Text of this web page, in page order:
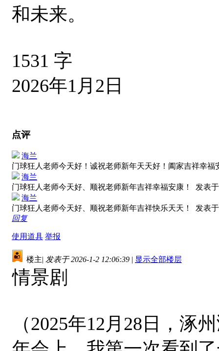
和未来。
1531 字
2026年1月2日
点评
海兰
门球狂人老师今天好！诚祝老师新年天天好！阖家吉祥幸
海兰
门球狂人老师今天好、顺祝老师新年吉祥幸福安康！ 发表
海兰
门球狂人老师今天好、顺祝老师新年吉祥快乐天天！ 发表
回复
使用道具 举报
楼主| 发表于 2026-1-2 12:06:39 | 显示全部楼层
情景剧
（2025年12月28日，涿